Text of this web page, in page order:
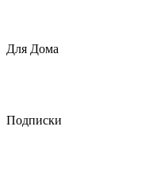
Для Дома
Подписки